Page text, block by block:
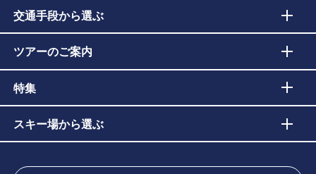
交通手段から選ぶ
ツアーのご案内
特集
スキー場から選ぶ